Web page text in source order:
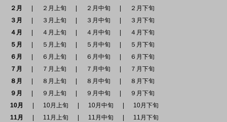
２月
２月上旬 ２月中旬
２月下旬
３月
３月上旬 ３月中旬
３月下旬
４月
４月上旬 ４月中旬
４月下旬
５月
５月上旬 ５月中旬
５月下旬
６月
６月上旬 ６月中旬
６月下旬
７月
７月上旬 ７月中旬
７月下旬
８月
８月上旬 ８月中旬
８月下旬
９月
９月上旬 ９月中旬
９月下旬
10月
10月上旬 10月中旬
10月下旬
11月
11月上旬 11月中旬 11月下旬